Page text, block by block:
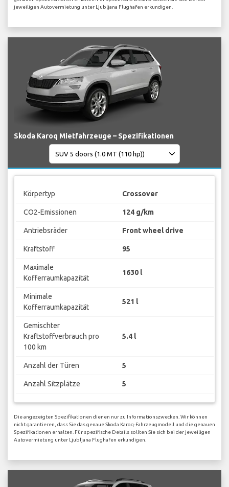
jeweiligen Autovermietung unter Ljubljana Flughafen erkundigen.
Skoda Karoq Mietfahrzeuge – Spezifikationen
Körpertyp Crossover
CO2-Emissionen 124 g/km
Antriebsräder Front wheel drive
Kraftstoff 95
Maximale
Kofferraumkapazität
1630 l
Minimale
Kofferraumkapazität
521 l
Gemischter
Kraftstoffverbrauch pro
100 km
5.4 l
Anzahl der Türen 5
Anzahl Sitzplätze 5
Die angezeigten Spezifikationen dienen nur zu Informationszwecken. Wir können
nicht garantieren, dass Sie das genaue Skoda Karoq-Fahrzeugmodell und die genauen
Spezifikationen erhalten. Für spezifische Details sollten Sie sich bei der jeweiligen
Autovermietung unter Ljubljana Flughafen erkundigen.